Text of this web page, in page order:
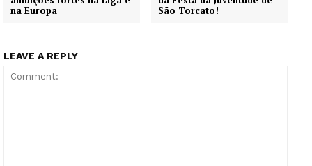
na Europa
São Torcato!
LEAVE A REPLY